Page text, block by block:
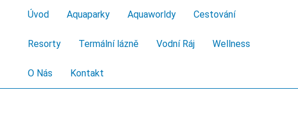
Úvod Aquaparky Aquaworldy Cestování
Resorty Termální lázně Vodní Ráj Wellness
O Nás Kontakt